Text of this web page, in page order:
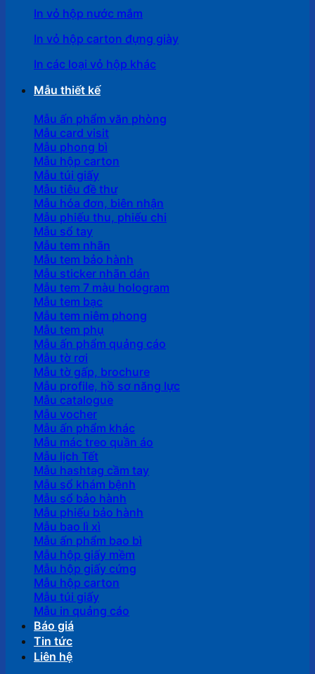
In vỏ hộp nước mắm
In vỏ hộp carton đựng giày
In các loại vỏ hộp khác
Mẫu thiết kế
Mẫu ấn phẩm văn phòng
Mẫu card visit
Mẫu phong bì
Mẫu hộp carton
Mẫu túi giấy
Mẫu tiêu đề thư
Mẫu hóa đơn, biên nhận
Mẫu phiếu thu, phiếu chi
Mẫu sổ tay
Mẫu tem nhãn
Mẫu tem bảo hành
Mẫu sticker nhãn dán
Mẫu tem 7 màu hologram
Mẫu tem bạc
Mẫu tem niêm phong
Mẫu tem phụ
Mẫu ấn phẩm quảng cáo
Mẫu tờ rơi
Mẫu tờ gấp, brochure
Mẫu profile, hồ sơ năng lực
Mẫu catalogue
Mẫu vocher
Mẫu ấn phẩm khác
Mẫu mác treo quần áo
Mẫu lịch Tết
Mẫu hashtag cầm tay
Mẫu sổ khám bệnh
Mẫu sổ bảo hành
Mẫu phiếu bảo hành
Mẫu bao lì xì
Mẫu ấn phẩm bao bì
Mẫu hộp giấy mềm
Mẫu hộp giấy cứng
Mẫu hộp carton
Mẫu túi giấy
Mẫu in quảng cáo
Báo giá
Tin tức
Liên hệ